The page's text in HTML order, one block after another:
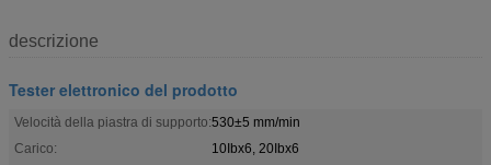
descrizione
Tester elettronico del prodotto
Velocità della piastra di supporto:530±5 mm/min
Carico:
10Ibx6, 20Ibx6